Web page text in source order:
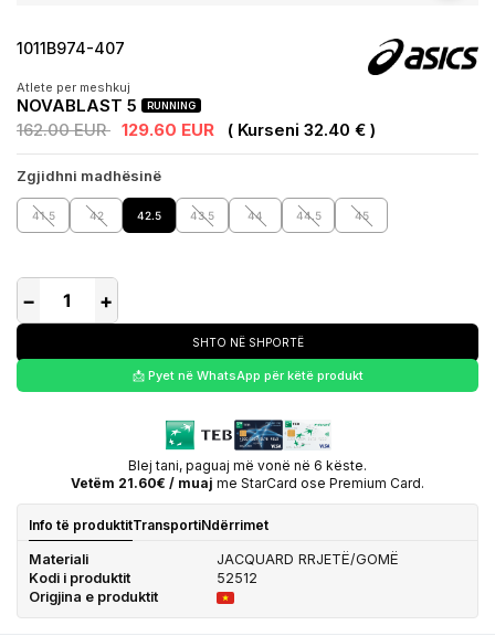
1011B974-407
Atlete per meshkuj
NOVABLAST 5 RUNNING
162.00 EUR 129.60 EUR ( Kurseni 32.40 € )
Zgjidhni madhësinë
41.5 42 42.5 43.5 44 44.5 45
− +
SHTO NË SHPORTË
📩 Pyet në WhatsApp për këtë produkt
Blej tani, paguaj më vonë në 6 këste.
Vetëm 21.60€ / muaj me StarCard ose Premium Card.
Info të produktitTransportiNdërrimet
Materiali
JACQUARD RRJETË/GOMË
Kodi i produktit
52512
Origjina e produktit